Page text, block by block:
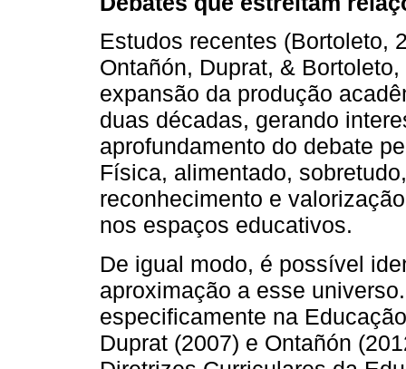
Estudos recentes (Bortoleto,
Ontañón, Duprat, &
expansão da produção
duas décadas, gerando
aprofundamento do debate
Física, alimentado,
reconhecimento e
nos espaços educativos.
De igual modo, é possível
aproximação a esse
especificamente na
Duprat (2007) e Ontañón